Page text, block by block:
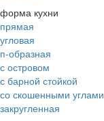
форма кухни
прямая
угловая
п-образная
с островом
с барной стойкой
со скошенными углами
закругленная